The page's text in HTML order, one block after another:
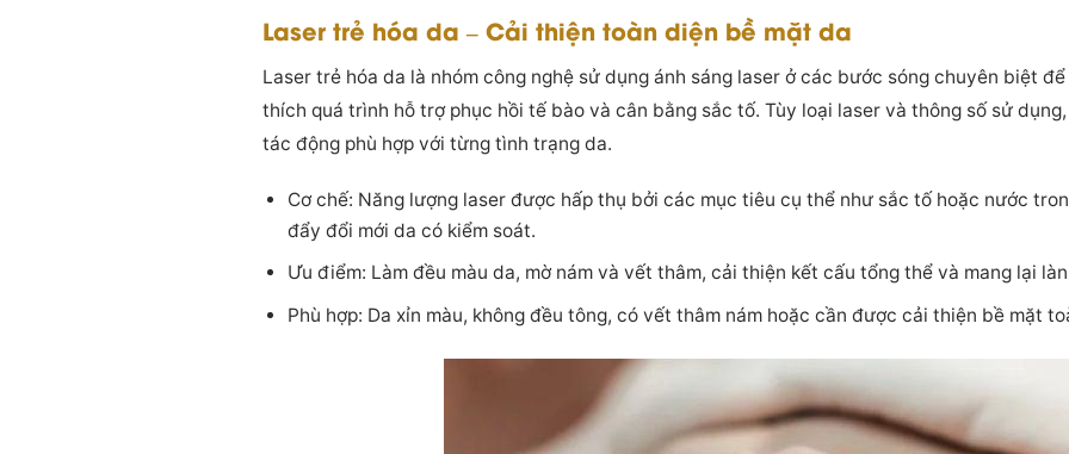
Laser trẻ hóa da – Cải thiện toàn diện bề mặt da
Laser trẻ hóa da là nhóm công nghệ sử dụng ánh sáng laser ở các bước sóng chuyên biệt
thích quá trình hỗ trợ phục hồi tế bào và cân bằng sắc tố. Tùy loại laser và thông số sử
tác động phù hợp với từng tình trạng da.
Cơ chế: Năng lượng laser được hấp thụ bởi các mục tiêu cụ thể như sắc tố hoặc nước
đẩy đổi mới da có kiểm soát.
Ưu điểm: Làm đều màu da, mờ nám và vết thâm, cải thiện kết cấu tổng thể và mang lại
Phù hợp: Da xỉn màu, không đều tông, có vết thâm nám hoặc cần được cải thiện bề mặt